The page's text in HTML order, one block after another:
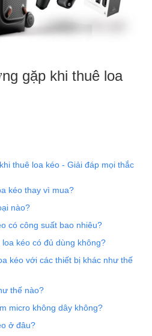
gặp khi thuê loa
thuê loa kéo - Giải đáp mọi thắc
kéo thay vì mua?
nào?
có công suất bao nhiêu?
kéo có đủ dùng không?
kéo với các thiết bị khác như thế
thế nào?
micro không dây không?
ở đâu?